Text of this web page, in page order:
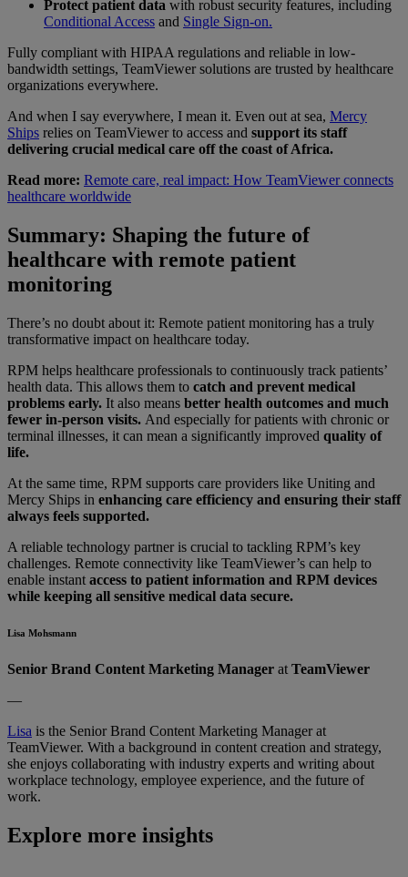
Protect patient data with robust security features, including
Conditional Access and Single Sign-on.
Fully compliant with HIPAA regulations and reliable in low-
bandwidth settings, TeamViewer solutions are trusted by healthcare
organizations everywhere.
And when I say everywhere, I mean it. Even out at sea, Mercy
Ships relies on TeamViewer to access and support its staff
delivering crucial medical care off the coast of Africa.
Read more: Remote care, real impact: How TeamViewer connects
healthcare worldwide
Summary: Shaping the future of
healthcare with remote patient
monitoring
There’s no doubt about it: Remote patient monitoring has a truly
transformative impact on healthcare today.
RPM helps healthcare professionals to continuously track patients’
health data. This allows them to catch and prevent medical
problems early. It also means better health outcomes and much
fewer in-person visits. And especially for patients with chronic or
terminal illnesses, it can mean a significantly improved quality of
life.
At the same time, RPM supports care providers like Uniting and
Mercy Ships in enhancing care efficiency and ensuring their staff
always feels supported.
A reliable technology partner is crucial to tackling RPM’s key
challenges. Remote connectivity like TeamViewer’s can help to
enable instant access to patient information and RPM devices
while keeping all sensitive medical data secure.
Lisa Mohsmann
Senior Brand Content Marketing Manager at TeamViewer
—
Lisa is the Senior Brand Content Marketing Manager at
TeamViewer. With a background in content creation and strategy,
she enjoys collaborating with industry experts and writing about
workplace technology, employee experience, and the future of
work.
Explore more insights